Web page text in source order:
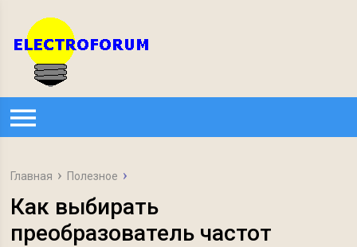
Главная Полезное
Как выбирать
преобразователь частот